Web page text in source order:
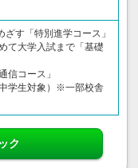
す「特別進学コース」
て大学入試まで「基礎
信コース」
学生対象）※一部校舎
ク